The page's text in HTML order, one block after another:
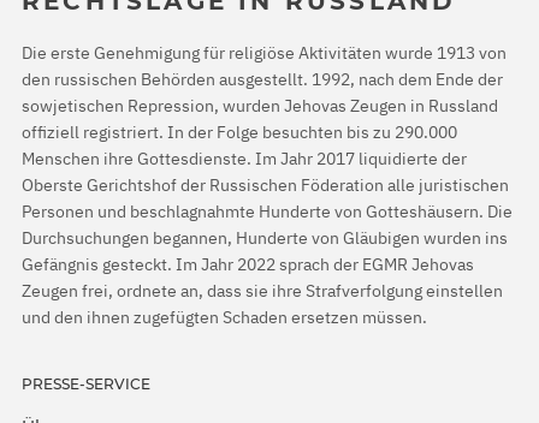
Die erste Genehmigung für religiöse Aktivitäten wurde 1913 von
den russischen Behörden ausgestellt. 1992, nach dem Ende der
sowjetischen Repression, wurden Jehovas Zeugen in Russland
offiziell registriert. In der Folge besuchten bis zu 290.000
Menschen ihre Gottesdienste. Im Jahr 2017 liquidierte der
Oberste Gerichtshof der Russischen Föderation alle juristischen
Personen und beschlagnahmte Hunderte von Gotteshäusern. Die
Durchsuchungen begannen, Hunderte von Gläubigen wurden ins
Gefängnis gesteckt. Im Jahr 2022 sprach der EGMR Jehovas
Zeugen frei, ordnete an, dass sie ihre Strafverfolgung einstellen
und den ihnen zugefügten Schaden ersetzen müssen.
PRESSE-SERVICE